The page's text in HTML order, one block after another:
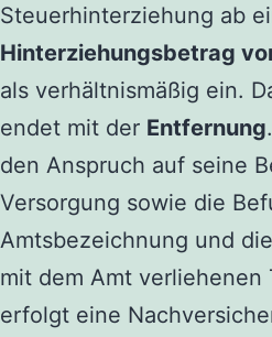
Steuerhinterziehung ab
Hinterziehungsbetrag
als verhältnismäßig ein.
endet mit der Entfernung
den Anspruch auf seine
Versorgung sowie die
Amtsbezeichnung und
mit dem Amt verliehenen
erfolgt eine